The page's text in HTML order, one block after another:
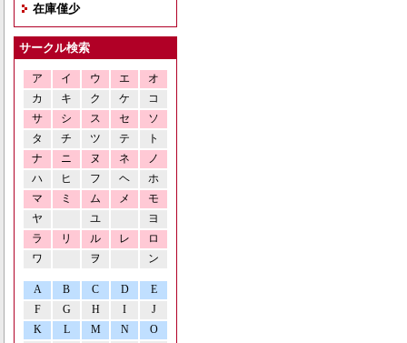
在庫僅少
サークル検索
ア イ ウ エ
オ
カ
キ ク ケ
コ
サ
シ ス セ
ソ
タ
チ ツ テ
ト
ナ
ニ ヌ ネ
ノ
ハ
ヒ フ ヘ
ホ
マ
ミ ム メ
モ
ヤ
ユ
ヨ
ラ
リ ル レ
ロ
ワ
ヲ ン
A B C D
E
F
G H I
J
K
L M N O